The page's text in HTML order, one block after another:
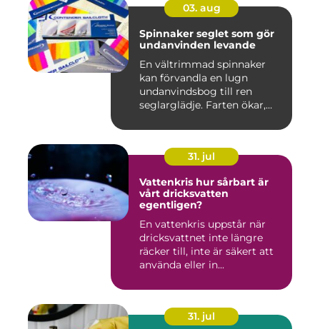
03. aug
Spinnaker seglet som gör
undanvinden levande
En vältrimmad spinnaker
kan förvandla en lugn
undanvindsbog till ren
seglarglädje. Farten ökar,
31. jul
Vattenkris hur sårbart är
vårt dricksvatten
egentligen?
En vattenkris uppstår när
dricksvattnet inte längre
räcker till, inte är säkert att
använda eller in...
31. jul